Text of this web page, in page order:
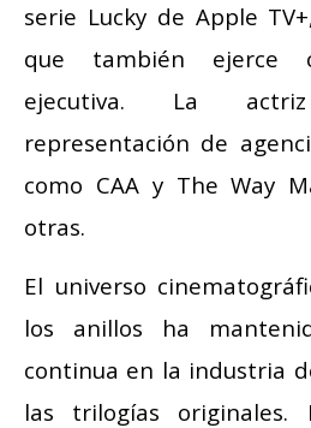
serie Lucky de Apple
que también ejerce
ejecutiva. La
representación de
como CAA y The Way
otras.
El universo
los anillos ha
continua en la industria
las trilogías originales.